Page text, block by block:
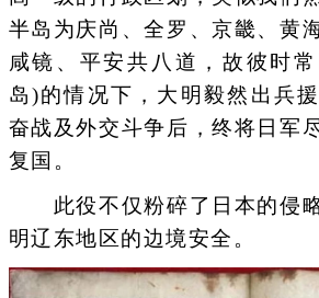
半岛为庆尚、全罗、京畿、黄
咸镜、平安共八道，故彼时
岛)的情况下，大明毅然出兵
奋战及外交斗争后，终将日军
复国。
此役不仅粉碎了日本的侵略
明辽东地区的边境安全。